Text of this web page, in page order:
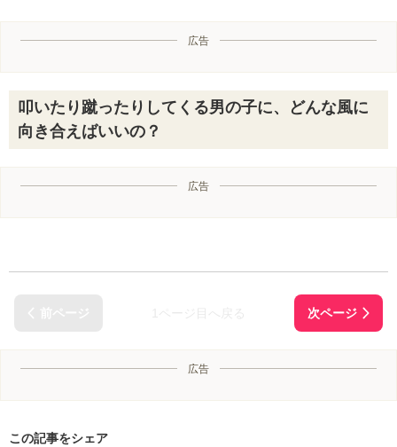
広告
叩いたり蹴ったりしてくる男の子に、どんな風に
向き合えばいいの？
広告
広告
この記事をシェア